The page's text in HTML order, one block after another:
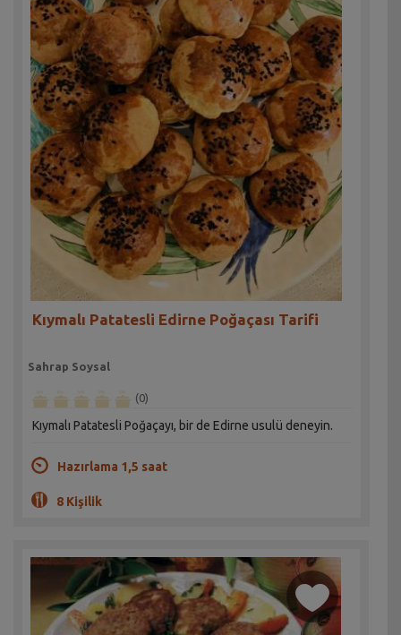
Kıymalı Patatesli Edirne Poğaçası Tarifi
Sahrap Soysal
(0)
Kıymalı Patatesli Poğaçayı, bir de Edirne usulü deneyin.
Hazırlama 1,5 saat
8 Kişilik